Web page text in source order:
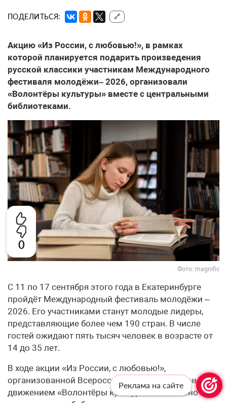
0
ПОДЕЛИТЬСЯ: 🔗
Акцию «Из России, с любовью!», в рамках
которой планируется подарить произведения
русской классики участникам Международного
фестиваля молодёжи– 2026, организовали
«Волонтёры культуры» вместе с центральными
библиотеками.
Фото: magnific
С 11 по 17 сентября этого года в Екатеринбурге
пройдёт Международный фестиваль молодёжи –
2026. Его участниками станут молодые лидеры,
представляющие более чем 190 стран. В числе
гостей ожидают пять тысяч человек в возрасте от
14 до 35 лет.
В ходе акции «Из России, с любовью!»,
организованной Всероссийским общественным
движением «Волонтёры культуры» совместно с
Реклама на сайте